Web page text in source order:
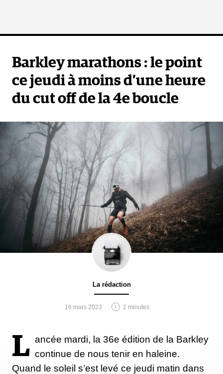
Barkley marathons : le point
ce jeudi à moins d’une heure
du cut off de la 4e boucle
La rédaction
16 mars 2023 2 minutes
L ancée mardi, la 36e édition de la Barkley
continue de nous tenir en haleine.
Quand le soleil s’est levé ce jeudi matin dans